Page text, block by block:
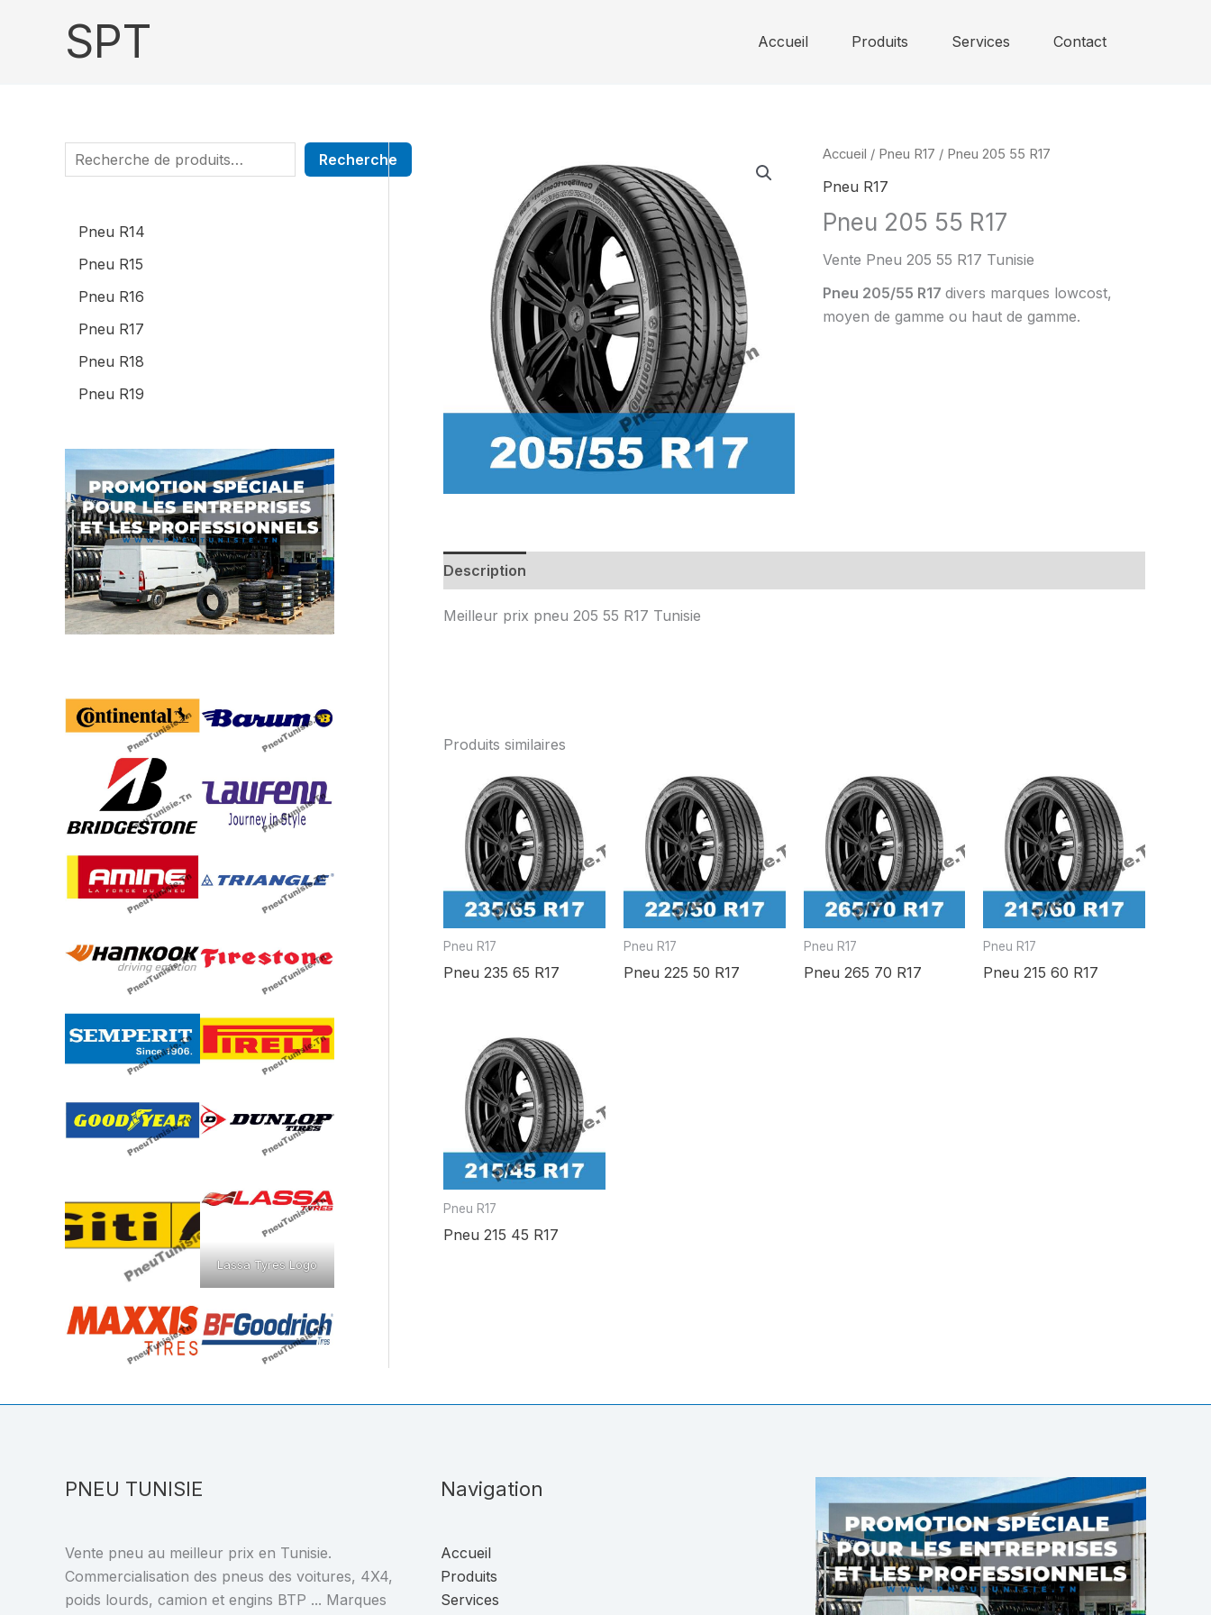
SPT Accueil Produits Services Contact
e
Recherche
Pneu R14
Pneu R15
Pneu R16
Pneu R17
Pneu R18
Pneu R19
Lassa Tyres Logo
Accueil / Pneu R17 / Pneu 205 55 R17
Pneu R17
Pneu 205 55 R17
Vente Pneu 205 55 R17 Tunisie
Pneu 205/55 R17 divers marques lowcost,
moyen de gamme ou haut de gamme.
Description
Meilleur prix pneu 205 55 R17 Tunisie
Produits similaires
Pneu R17
Pneu 235 65 R17
Pneu R17
Pneu 225 50 R17
Pneu R17
Pneu 265 70 R17
Pneu R17
Pneu 215 60 R17
Pneu R17
Pneu 215 45 R17
PNEU TUNISIE
Vente pneu au meilleur prix en Tunisie.
Commercialisation des pneus des voitures, 4X4,
poids lourds, camion et engins BTP ... Marques
Navigation
Accueil
Produits
Services